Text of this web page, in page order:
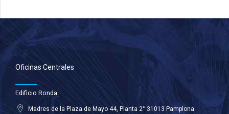
Oficinas Centrales
Edificio Ronda
Madres de la Plaza de Mayo 44, Planta 2° 31013 Pamplona